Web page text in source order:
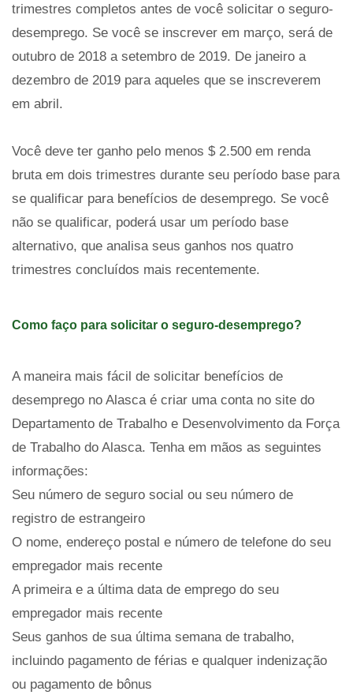
trimestres completos antes de você solicitar o seguro-
desemprego. Se você se inscrever em março, será de
outubro de 2018 a setembro de 2019. De janeiro a
dezembro de 2019 para aqueles que se inscreverem
em abril.
Você deve ter ganho pelo menos $ 2.500 em renda
bruta em dois trimestres durante seu período base para
se qualificar para benefícios de desemprego. Se você
não se qualificar, poderá usar um período base
alternativo, que analisa seus ganhos nos quatro
trimestres concluídos mais recentemente.
Como faço para solicitar o seguro-desemprego?
A maneira mais fácil de solicitar benefícios de
desemprego no Alasca é criar uma conta no site do
Departamento de Trabalho e Desenvolvimento da Força
de Trabalho do Alasca. Tenha em mãos as seguintes
informações:
Seu número de seguro social ou seu número de
registro de estrangeiro
O nome, endereço postal e número de telefone do seu
empregador mais recente
A primeira e a última data de emprego do seu
empregador mais recente
Seus ganhos de sua última semana de trabalho,
incluindo pagamento de férias e qualquer indenização
ou pagamento de bônus